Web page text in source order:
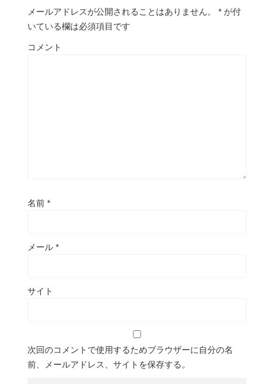
メールアドレスが公開されることはありません。 * が付
いている欄は必須項目です
コメント
名前 *
メール *
サイト
次回のコメントで使用するためブラウザーに自分の名
前、メールアドレス、サイトを保存する。